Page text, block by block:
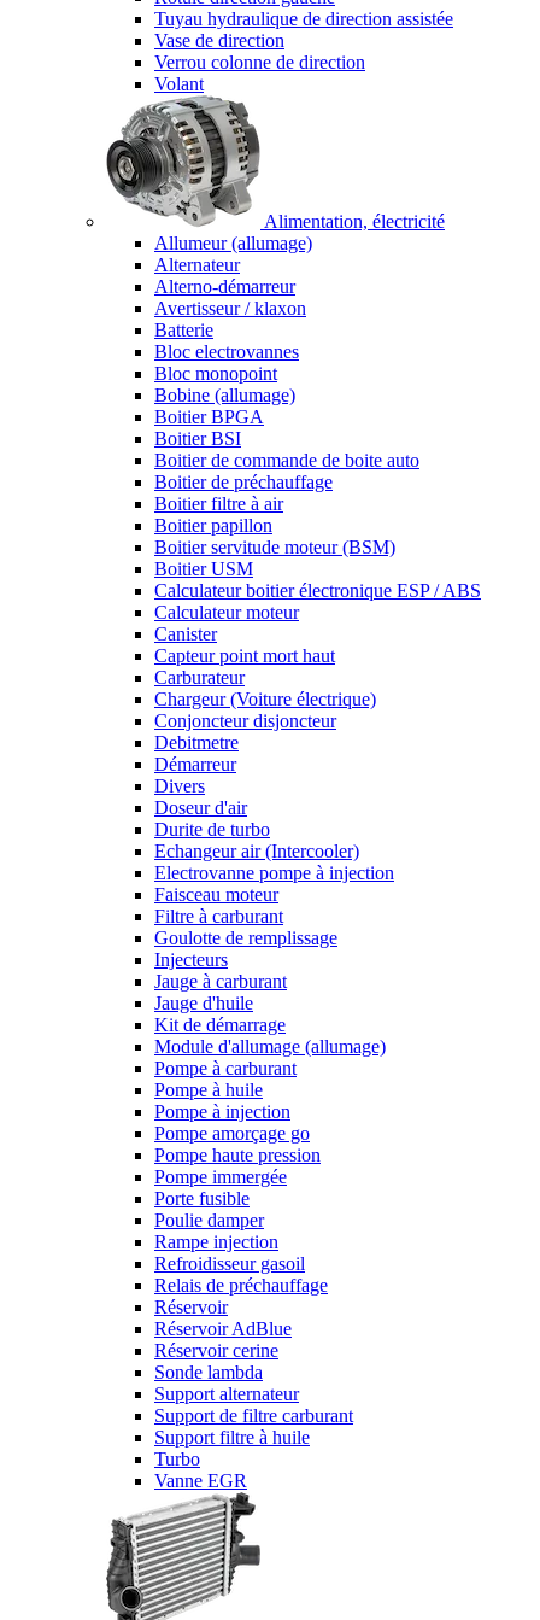
Tuyau hydraulique de direction assistée
Vase de direction
Verrou colonne de direction
Volant
Alimentation, électricité
Allumeur (allumage)
Alternateur
Alterno-démarreur
Avertisseur / klaxon
Batterie
Bloc electrovannes
Bloc monopoint
Bobine (allumage)
Boitier BPGA
Boitier BSI
Boitier de commande de boite auto
Boitier de préchauffage
Boitier filtre à air
Boitier papillon
Boitier servitude moteur (BSM)
Boitier USM
Calculateur boitier électronique ESP / ABS
Calculateur moteur
Canister
Capteur point mort haut
Carburateur
Chargeur (Voiture électrique)
Conjoncteur disjoncteur
Debitmetre
Démarreur
Divers
Doseur d'air
Durite de turbo
Echangeur air (Intercooler)
Electrovanne pompe à injection
Faisceau moteur
Filtre à carburant
Goulotte de remplissage
Injecteurs
Jauge à carburant
Jauge d'huile
Kit de démarrage
Module d'allumage (allumage)
Pompe à carburant
Pompe à huile
Pompe à injection
Pompe amorçage go
Pompe haute pression
Pompe immergée
Porte fusible
Poulie damper
Rampe injection
Refroidisseur gasoil
Relais de préchauffage
Réservoir
Réservoir AdBlue
Réservoir cerine
Sonde lambda
Support alternateur
Support de filtre carburant
Support filtre à huile
Turbo
Vanne EGR